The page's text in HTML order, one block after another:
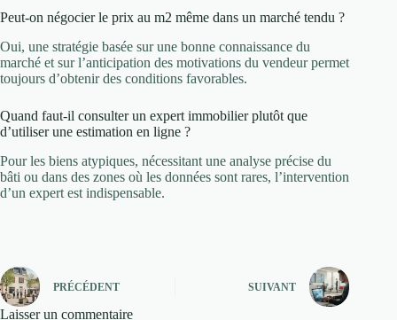
Peut-on négocier le prix au m2 même dans un marché tendu ?
Oui, une stratégie basée sur une bonne connaissance du
marché et sur l’anticipation des motivations du vendeur permet
toujours d’obtenir des conditions favorables.
Quand faut-il consulter un expert immobilier plutôt que
d’utiliser une estimation en ligne ?
Pour les biens atypiques, nécessitant une analyse précise du
bâti ou dans des zones où les données sont rares, l’intervention
d’un expert est indispensable.
PRÉCÉDENT SUIVANT
Laisser un commentaire